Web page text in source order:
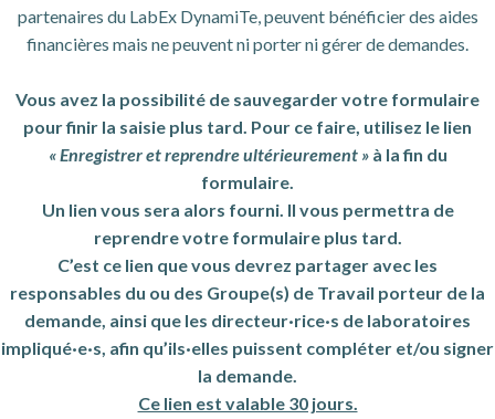
partenaires du LabEx DynamiTe, peuvent bénéficier des aides
financières mais ne peuvent ni porter ni gérer de demandes.
Vous avez la possibilité de sauvegarder votre formulaire
pour finir la saisie plus tard. Pour ce faire, utilisez le lien
« Enregistrer et reprendre ultérieurement »à la fin du
formulaire.
Un lien vous sera alors fourni. Il vous permettra de
reprendre votre formulaire plus tard.
C’est ce lien que vous devrez partager avec les
responsables du ou des Groupe(s) de Travail porteur de la
demande, ainsi que les directeur·rice·s de laboratoires
impliqué·e·s, afin qu’ils·elles puissent compléter et/ou signer
la demande.
Ce lien est valable 30 jours.